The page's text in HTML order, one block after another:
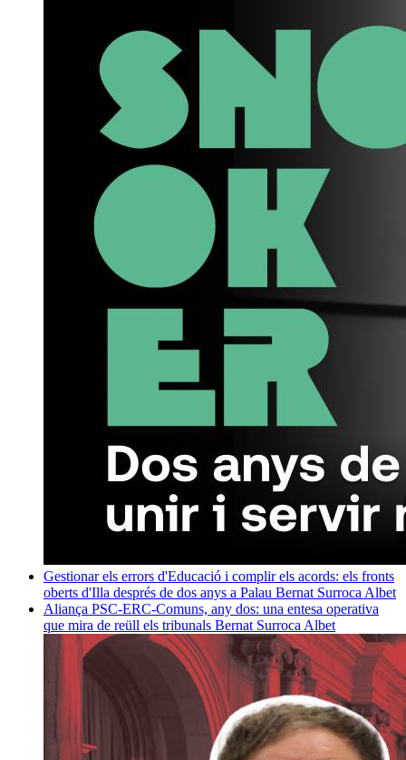
Gestionar els errors d'Educació i complir els acords: els fronts
oberts d'Illa després de dos anys a Palau Bernat Surroca Albet
Aliança PSC-ERC-Comuns, any dos: una entesa operativa
que mira de reüll els tribunals Bernat Surroca Albet